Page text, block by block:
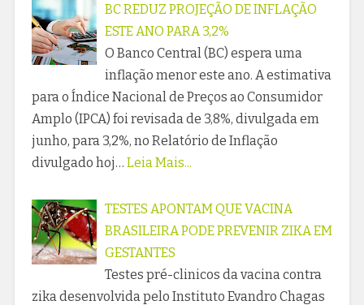
BC REDUZ PROJEÇÃO DE INFLAÇÃO
ESTE ANO PARA 3,2%
O Banco Central (BC) espera uma
inflação menor este ano. A estimativa
para o Índice Nacional de Preços ao Consumidor
Amplo (IPCA) foi revisada de 3,8%, divulgada em
junho, para 3,2%, no Relatório de Inflação
divulgado hoj… Leia Mais...
TESTES APONTAM QUE VACINA
BRASILEIRA PODE PREVENIR ZIKA EM
GESTANTES
Testes pré-clinicos da vacina contra
zika desenvolvida pelo Instituto Evandro Chagas